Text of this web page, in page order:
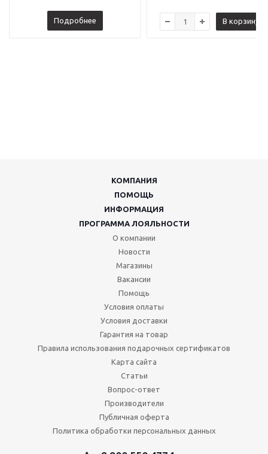
Подробнее В корзину
КОМПАНИЯ
ПОМОЩЬ
ИНФОРМАЦИЯ
ПРОГРАММА ЛОЯЛЬНОСТИ
О компании
Новости
Магазины
Вакансии
Помощь
Условия оплаты
Условия доставки
Гарантия на товар
Правила использования подарочных сертификатов
Карта сайта
Статьи
Вопрос-ответ
Производители
Публичная оферта
Политика обработки персональных данных